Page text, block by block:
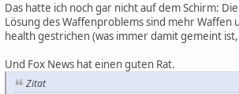
Das hatte ich noch gar nicht auf dem Schirm:
Lösung des Waffenproblems sind mehr
health gestrichen (was immer damit gemeint
Und Fox News hat einen guten Rat.
Zitat